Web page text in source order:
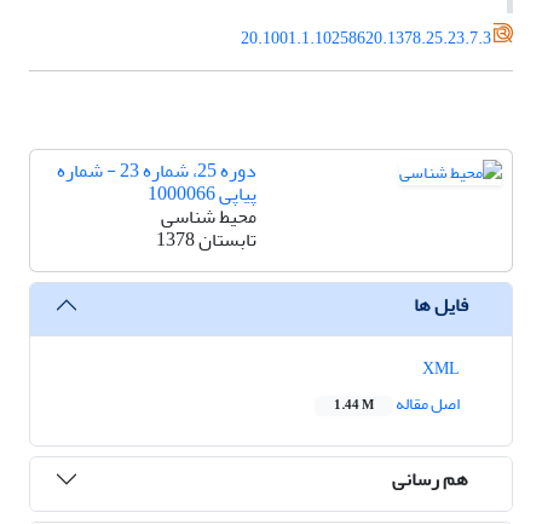
20.1001.1.10258620.1378.25.23.7.3
دوره 25، شماره 23 - شماره
پیاپی 1000066
محیط شناسی
تابستان 1378
فایل ها
اصل مقاله
1.44 M
هم رسانی